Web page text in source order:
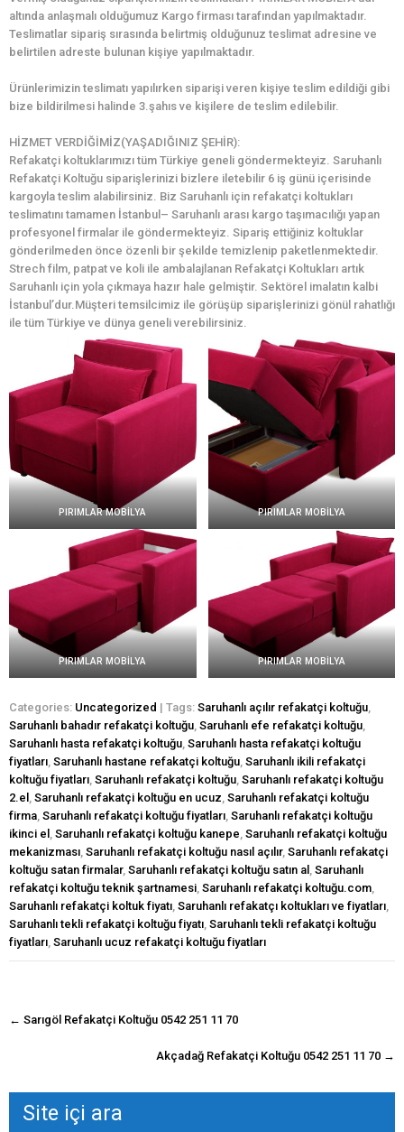
altında anlaşmalı olduğumuz Kargo firması tarafından yapılmaktadır.
Teslimatlar sipariş sırasında belirtmiş olduğunuz teslimat adresine ve
belirtilen adreste bulunan kişiye yapılmaktadır.
Ürünlerimizin teslimatı yapılırken siparişi veren kişiye teslim edildiği gibi
bize bildirilmesi halinde 3.şahıs ve kişilere de teslim edilebilir.
HİZMET VERDİĞİMİZ(YAŞADIĞINIZ ŞEHİR):
Refakatçi koltuklarımızı tüm Türkiye geneli göndermekteyiz. Saruhanlı
Refakatçi Koltuğu siparişlerinizi bizlere iletebilir 6 iş günü içerisinde
kargoyla teslim alabilirsiniz. Biz Saruhanlı için refakatçi koltukları
teslimatını tamamen İstanbul– Saruhanlı arası kargo taşımacılığı yapan
profesyonel firmalar ile göndermekteyiz. Sipariş ettiğiniz koltuklar
gönderilmeden önce özenli bir şekilde temizlenip paketlenmektedir.
Strech film, patpat ve koli ile ambalajlanan Refakatçi Koltukları artık
Saruhanlı için yola çıkmaya hazır hale gelmiştir. Sektörel imalatın kalbi
İstanbul’dur.Müşteri temsilcimiz ile görüşüp siparişlerinizi gönül rahatlığı
ile tüm Türkiye ve dünya geneli verebilirsiniz.
PIRIMLAR MOBİLYA PIRIMLAR MOBİLYA
PIRIMLAR MOBİLYA PIRIMLAR MOBİLYA
Categories: Uncategorized | Tags: Saruhanlı açılır refakatçi koltuğu
Saruhanlı bahadır refakatçi koltuğu Saruhanlı efe refakatçi koltuğu
Saruhanlı hasta refakatçi koltuğu Saruhanlı hasta refakatçi koltuğu
fiyatları Saruhanlı hastane refakatçi koltuğu Saruhanlı ikili refakatçi
koltuğu fiyatları Saruhanlı refakatçi koltuğu Saruhanlı refakatçi koltuğu
2.el
Saruhanlı refakatçi koltuğu en ucuz Saruhanlı refakatçi koltuğu
firma Saruhanlı refakatçi koltuğu fiyatları Saruhanlı refakatçi koltuğu
ikinci el
Saruhanlı refakatçi koltuğu kanepe Saruhanlı refakatçi koltuğu
mekanizması Saruhanlı refakatçi koltuğu nasıl açılır, Saruhanlı refakatçi
koltuğu satan firmalar, Saruhanlı refakatçi koltuğu satın al Saruhanlı
refakatçi koltuğu teknik şartnamesi Saruhanlı refakatçi koltuğu.com
Saruhanlı refakatçi koltuk fiyatı Saruhanlı refakatçı koltukları ve fiyatları
Saruhanlı tekli refakatçi koltuğu fiyatı Saruhanlı tekli refakatçi koltuğu
fiyatları Saruhanlı ucuz refakatçi koltuğu fiyatları
navigasyon
← Sarıgöl Refakatçi Koltuğu 0542 251 11 70
Akçadağ Refakatçi Koltuğu 0542 251 11 70 →
Site içi ara